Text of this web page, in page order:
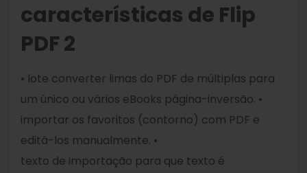
características de Flip
PDF 2
• lote converter limas do PDF de múltiplas para
um único ou vários eBooks página-inversão. •
importar os favoritos (contorno) com PDF e
editá-los manualmente. •
texto de importação para que texto é